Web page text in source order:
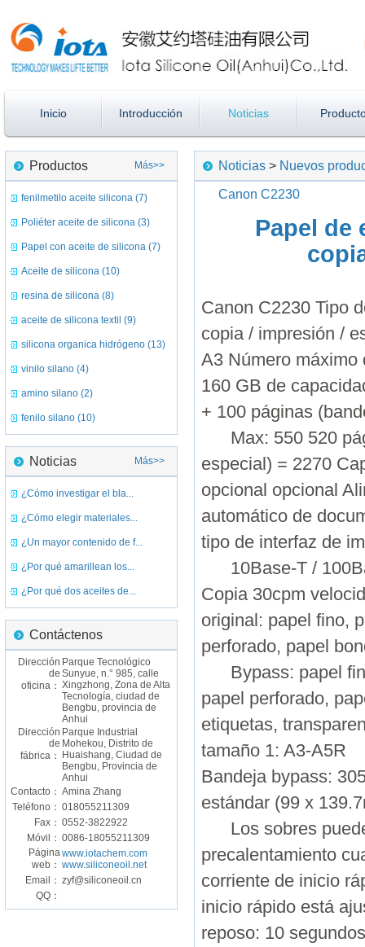
Inicio Introducción Noticias
Productos Más>>
fenilmetilo aceite silicona (7)
Poliéter aceite de silicona (3)
Papel con aceite de silicona (7)
Aceite de silicona (10)
resina de silicona (8)
aceite de silicona textil (9)
silicona organica hidrógeno (13)
vinilo silano (4)
amino silano (2)
fenilo silano (10)
Noticias Más>>
¿Cómo investigar el bla...
¿Cómo elegir materiales...
¿Un mayor contenido de f...
¿Por qué amarillean los...
¿Por qué dos aceites de...
Contáctenos
Dirección
de
oficina：
Parque Tecnológico
Sunyue, n.° 985, calle
Xingzhong, Zona de Alta
Tecnología, ciudad de
Bengbu, provincia de
Anhui
Dirección
de
fábrica：
Parque Industrial
Mohekou, Distrito de
Huaishang, Ciudad de
Bengbu, Provincia de
Anhui
Contacto： Amina Zhang
Teléfono： 018055211309
Fax： 0552-3822922
Móvil： 0086-18055211309
Página
web：
www.iotachem.com
www.siliconeoil.net
Email： zyf@siliconeoil.cn
QQ：
Noticias > Nuevos
Canon C2230
Papel de
Canon C2230 Tipo
copia / impresión /
A3 Número máximo
160 GB de
+ 100 páginas
Max: 550 520
especial) = 2270
opcional opcional
automático de
tipo de interfaz de
10Base-T /
Copia 30cpm
original: papel fino,
perforado, papel
Bypass: papel
papel perforado,
etiquetas,
tamaño 1: A3-A5R
Bandeja bypass:
estándar (99 x
Los sobres
precalentamiento
corriente de inicio
inicio rápido está
reposo: 10